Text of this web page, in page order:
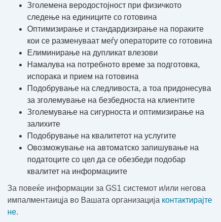
Зголемена веродостојност при физичкото
следење на единиците со готовина
Оптимизирање и стандардизирање на пораките
кои се разменуваат меѓу операторите со готовина
Елиминирање на дупликат влезови
Намалува на потребното време за подготовка,
испорака и прием на готовина
Подобрување на следливоста, а тоа придонесува
за зголемување на безбедноста на клиентите
Зголемување на сигурноста и оптимизирање на
залихите
Подобрување на квалитетот на услугите
Овозможување на автоматско запишување на
податоците со цел да се обезбеди подобар
квалитет на информациите
За повеќе информации за GS1 системот и/или негова
импалментаицја во Вашата организација контактирајте
не.